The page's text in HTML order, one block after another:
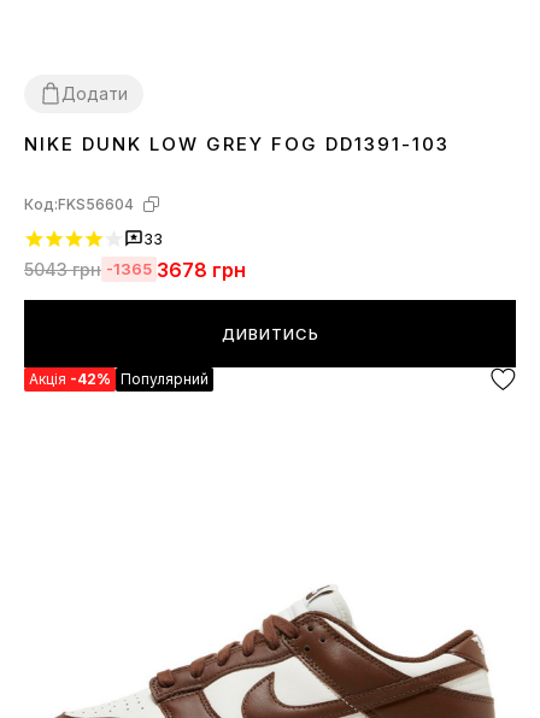
Додати
3637 383940 4142 43 44 45
NIKE DUNK LOW GREY FOG DD1391-103
Код:FKS56604
33
5043грн -1365 3678 грн
ДИВИТИСЬ
Акція -42% Популярний